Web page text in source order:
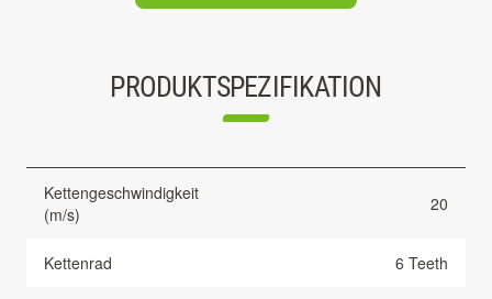
PRODUKTSPEZIFIKATION
Kettengeschwindigkeit
(m/s)
20
Kettenrad 6 Teeth